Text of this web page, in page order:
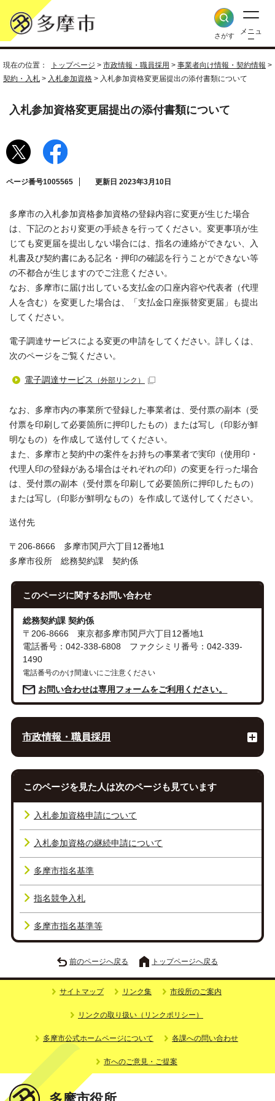
さがす
メニュ
ー
現在の位置： トップページ > 市政情報・職員採用 > 事業者向け情報・契約情報 >
契約・入札 > 入札参加資格 > 入札参加資格変更届提出の添付書類について
入札参加資格変更届提出の添付書類について
ページ番号1005565 更新日 2023年3月10日
多摩市の入札参加資格参加資格の登録内容に変更が生じた場合
は、下記のとおり変更の手続きを行ってください。変更事項が生
じても変更届を提出しない場合には、指名の連絡ができない、入
札書及び契約書にある記名・押印の確認を行うことができない等
の不都合が生じますのでご注意ください。
なお、多摩市に届け出している支払金の口座内容や代表者（代理
人を含む）を変更した場合は、「支払金口座振替変更届」も提出
してください。
電子調達サービスによる変更の申請をしてください。詳しくは、
次のページをご覧ください。
電子調達サービス （外部リンク）
なお、多摩市内の事業所で登録した事業者は、受付票の副本（受
付票を印刷して必要箇所に押印したもの）または写し（印影が鮮
明なもの）を作成して送付してください。
また、多摩市と契約中の案件をお持ちの事業者で実印（使用印・
代理人印の登録がある場合はそれぞれの印）の変更を行った場合
は、受付票の副本（受付票を印刷して必要箇所に押印したもの）
または写し（印影が鮮明なもの）を作成して送付してください。
送付先
〒206-8666 多摩市関戸六丁目12番地1
多摩市役所 総務契約課 契約係
このページに関するお問い合わせ
総務契約課 契約係
〒206-8666 東京都多摩市関戸六丁目12番地1
電話番号：042-338-6808 ファクシミリ番号：042-339-
1490
電話番号のかけ間違いにご注意ください
お問い合わせは専用フォームをご利用ください。
市政情報・職員採用
このページを見た人は次のページも見ています
入札参加資格申請について
入札参加資格の継続申請について
多摩市指名基準
指名競争入札
多摩市指名基準等
前のページへ戻る トップページへ戻る
サイトマップ リンク集 市役所のご案内
リンクの取り扱い（リンクポリシー）
多摩市公式ホームページについて 各課への問い合わせ
市へのご意見・ご提案